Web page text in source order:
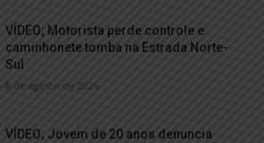
VÍDEO; Motorista perde controle e
caminhonete tomba na Estrada Norte-
Sul
8 de agosto de 2026
VÍDEO; Jovem de 20 anos denuncia